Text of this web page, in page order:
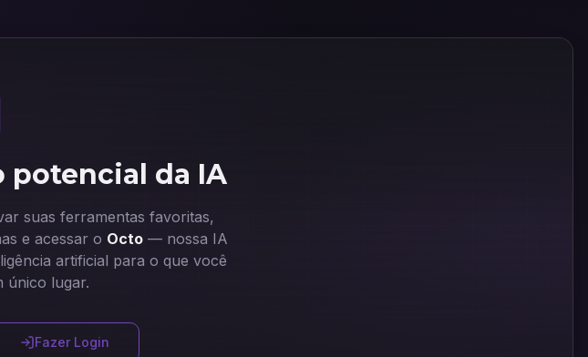
potencial da IA
suas ferramentas favoritas,
e acessar o Octo — nossa IA
artificial para o que você
único lugar.
Fazer Login